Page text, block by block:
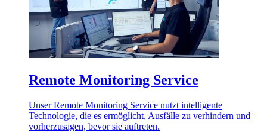
Remote Monitoring Service
Unser Remote Monitoring Service nutzt intelligente
Technologie, die es ermöglicht, Ausfälle zu verhindern und
vorherzusagen, bevor sie auftreten.